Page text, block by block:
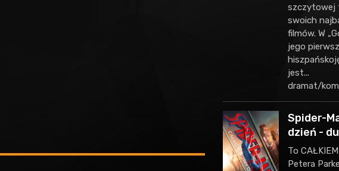
szczytowej
swoich
filmów. W
jego
jest...
dramat/
Spider-
dzień -
To
Petera